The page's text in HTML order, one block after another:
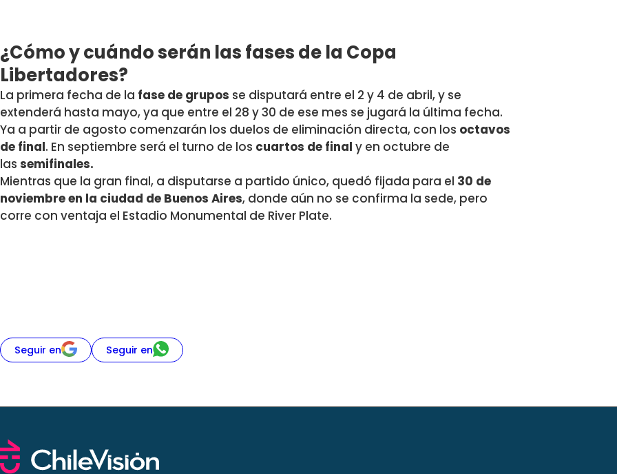
¿Cómo y cuándo serán las fases de la Copa
Libertadores?
La primera fecha de la fase de grupos se disputará entre el 2 y 4 de abril, y se
extenderá hasta mayo, ya que entre el 28 y 30 de ese mes se jugará la última fecha.
Ya a partir de agosto comenzarán los duelos de eliminación directa, con los octavos
de final. En septiembre será el turno de los cuartos de final y en octubre de
las semifinales.
Mientras que la gran final, a disputarse a partido único, quedó fijada para el 30 de
noviembre en la ciudad de Buenos Aires, donde aún no se confirma la sede, pero
corre con ventaja el Estadio Monumental de River Plate.
Seguir en Seguir en